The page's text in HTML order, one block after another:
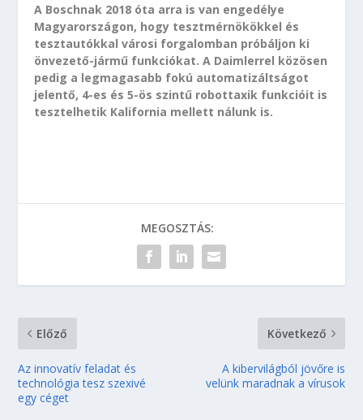
A Boschnak 2018 óta arra is van engedélye
Magyarországon, hogy tesztmérnökökkel és
tesztautókkal városi forgalomban próbáljon ki
önvezető-jármű funkciókat. A Daimlerrel közösen
pedig a legmagasabb fokú automatizáltságot
jelentő, 4-es és 5-ös szintű robottaxik funkcióit is
tesztelhetik Kalifornia mellett nálunk is.
MEGOSZTÁS:
Előző
Az innovatív feladat és
technológia tesz szexivé
egy céget
Következő
A kibervilágból jövőre is
velünk maradnak a vírusok